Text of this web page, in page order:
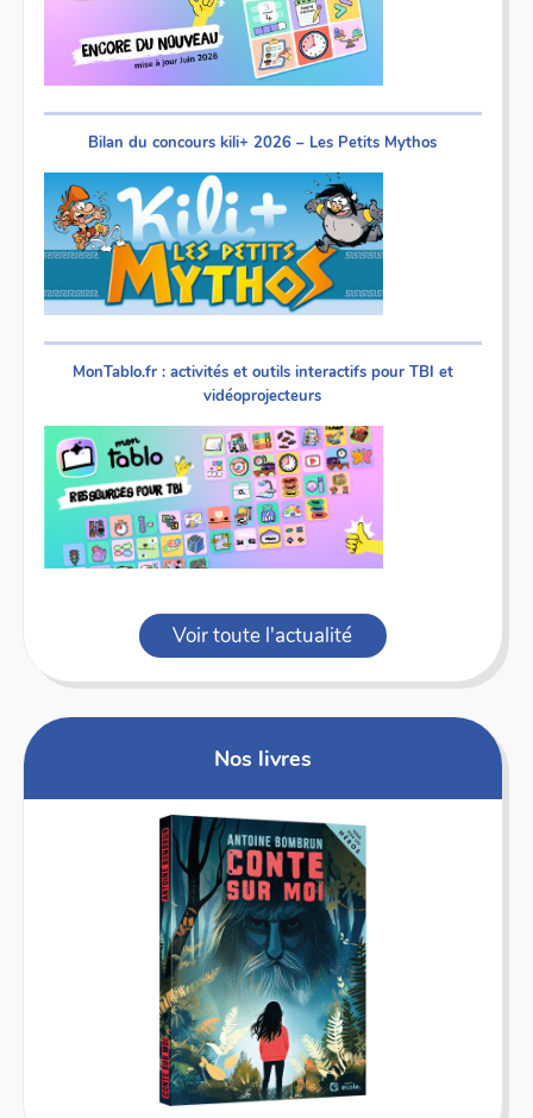
Bilan du concours kili+ 2026 – Les Petits Mythos
MonTablo.fr : activités et outils interactifs pour TBI et
vidéoprojecteurs
Voir toute l'actualité
Nos livres